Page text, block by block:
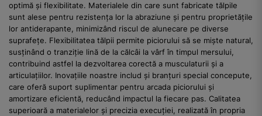
optimă și flexibilitate. Materialele din care sunt fabricate tălpile
sunt alese pentru rezistența lor la abraziune și pentru proprietățile
lor antiderapante, minimizând riscul de alunecare pe diverse
suprafețe. Flexibilitatea tălpii permite piciorului să se miște natural,
susținând o tranziție lină de la călcâi la vârf în timpul mersului,
contribuind astfel la dezvoltarea corectă a musculaturii și a
articulațiilor. Inovațiile noastre includ și branțuri special concepute,
care oferă suport suplimentar pentru arcada piciorului și
amortizare eficientă, reducând impactul la fiecare pas. Calitatea
superioară a materialelor și precizia execuției, realizată în propria